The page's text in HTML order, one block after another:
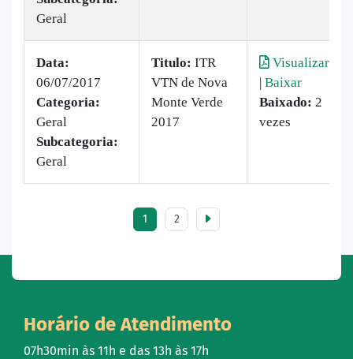
Geral
Data:
06/07/2017
Categoria:
Geral
Subcategoria:
Geral
Titulo: ITR
VTN de Nova
Monte Verde
2017
Visualizar
| Baixar
Baixado: 2
vezes
1 2
Horário de Atendimento
07h30min às 11h e das 13h às 17h